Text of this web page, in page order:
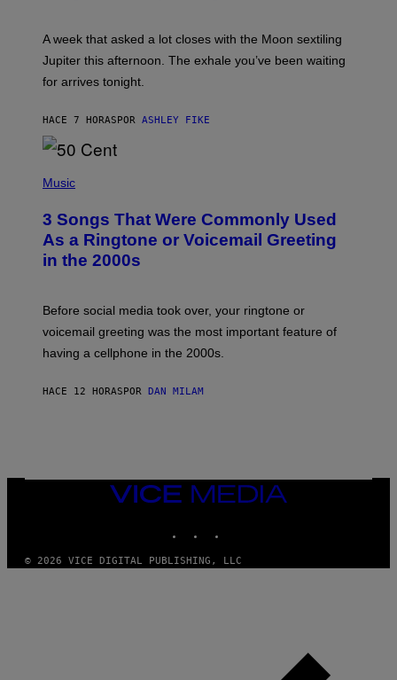
T
I
N
R
E
E
A
.
A week that asked a lot closes with the Moon sextiling
Jupiter this afternoon. The exhale you’ve been waiting
for arrives tonight.
HACE 7 HORAS POR ASHLEY FIKE
H
O
B
Y
G
O
R
B
O
M
Music
3 Songs That Were Commonly Used
As a Ringtone or Voicemail Greeting
in the 2000s
Before social media took over, your ringtone or
voicemail greeting was the most important feature of
having a cellphone in the 2000s.
HACE 12 HORAS POR DAN MILAM
VICE
MEDIA
© 2026 VICE DIGITAL PUBLISHING, LLC